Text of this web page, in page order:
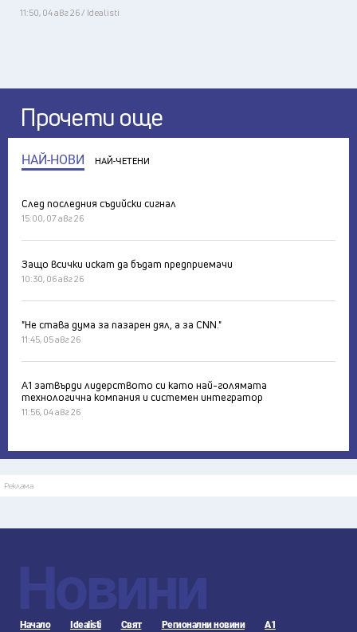
11:50, 04 авг 26 / Idealisti
Прочети още
НАЙ-НОВИ НАЙ-ЧЕТЕНИ
След последния съдийски сигнал
15:00, 07 авг 26
Защо всички искат да бъдат предприемачи
10:30, 06 авг 26
"Не става дума за пазарен дял, а за CNN."
11:45, 05 авг 26
А1 затвърди лидерството си като най-голямата
технологична компания и системен интегратор
11:56, 04 авг 26
Реклама
Новини
Начало Idealisti Свят Регионални новини А1